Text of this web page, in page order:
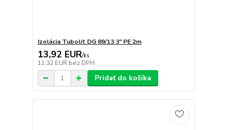
Izolácia Tubolit DG 89/13 3" PE 2m
13,92 EUR/ks
11,32 EUR bez DPH
Pridať do košíka